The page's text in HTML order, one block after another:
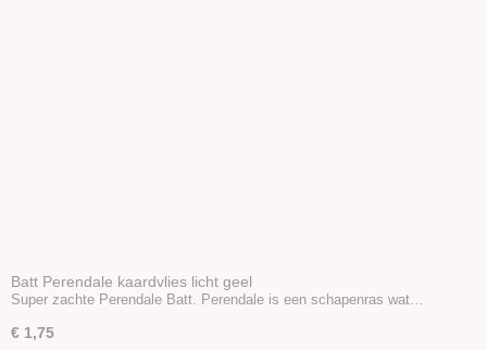
Batt Perendale kaardvlies licht geel
Super zachte Perendale Batt. Perendale is een schapenras wat…
€ 1,75